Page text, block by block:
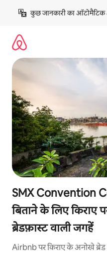
छोड़कर
कॉन्टेंट
कुछ जानकारी का ऑटोमैटिक
SMX Convention
बिताने के लिए किराए
ब्रेडफ़ास्ट वाली जगहें
Airbnb पर किराए के अनोखे